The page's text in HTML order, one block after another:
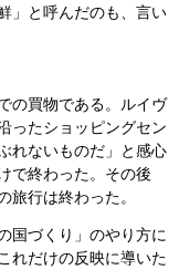
」と呼んだのも、言い
の買物である。ルイヴ
ったショッピングセン
れないものだ」と感心
で終わった。その後
行は終わった。
国づくり」のやり方に
れだけの反映に導いた